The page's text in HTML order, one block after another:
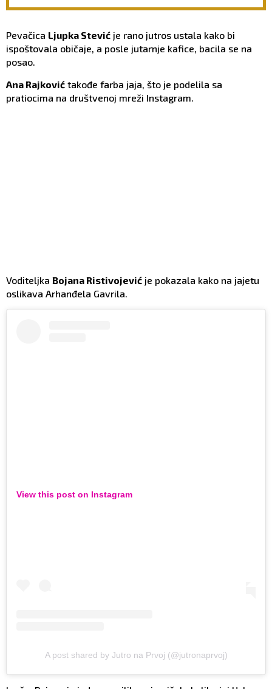
Pevačica Ljupka Stević je rano jutros ustala kako bi
ispoštovala običaje, a posle jutarnje kafice, bacila se na
posao.
Ana Rajković takođe farba jaja, što je podelila sa
pratiocima na društvenoj mreži Instagram.
Voditeljka Bojana Ristivojević je pokazala kako na jajetu
oslikava Arhanđela Gavrila.
View this post on Instagram
A post shared by Jutro na Prvoj (@jutronaprvoj)